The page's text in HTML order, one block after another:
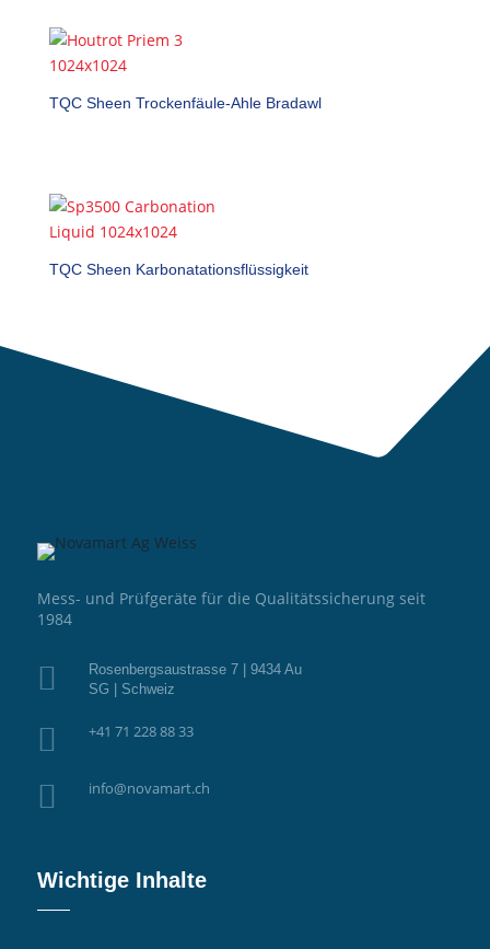
TQC Sheen Trockenfäule-Ahle Bradawl
TQC Sheen Karbonatationsflüssigkeit
Mess- und Prüfgeräte für die Qualitätssicherung seit
1984

Rosenbergsaustrasse 7 | 9434 Au
SG | Schweiz
 +41 71 228 88 33
 info@novamart.ch
Wichtige Inhalte